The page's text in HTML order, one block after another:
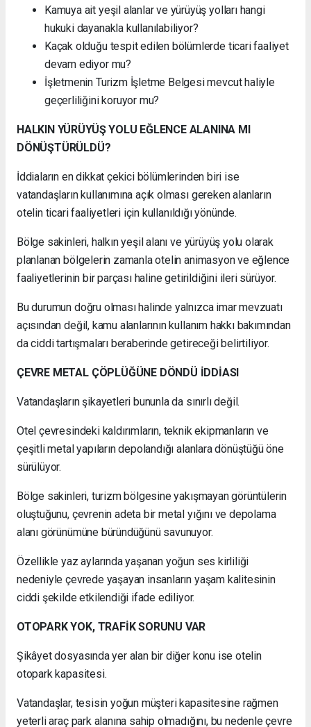
Kamuya ait yeşil alanlar ve yürüyüş yolları hangi
hukuki dayanakla kullanılabiliyor?
Kaçak olduğu tespit edilen bölümlerde ticari faaliyet
devam ediyor mu?
İşletmenin Turizm İşletme Belgesi mevcut haliyle
geçerliliğini koruyor mu?
HALKIN YÜRÜYÜŞ YOLU EĞLENCE ALANINA MI
DÖNÜŞTÜRÜLDÜ?
İddiaların en dikkat çekici bölümlerinden biri ise
vatandaşların kullanımına açık olması gereken alanların
otelin ticari faaliyetleri için kullanıldığı yönünde.
Bölge sakinleri, halkın yeşil alanı ve yürüyüş yolu olarak
planlanan bölgelerin zamanla otelin animasyon ve eğlence
faaliyetlerinin bir parçası haline getirildiğini ileri sürüyor.
Bu durumun doğru olması halinde yalnızca imar mevzuatı
açısından değil, kamu alanlarının kullanım hakkı bakımından
da ciddi tartışmaları beraberinde getireceği belirtiliyor.
ÇEVRE METAL ÇÖPLÜĞÜNE DÖNDÜ İDDİASI
Vatandaşların şikayetleri bununla da sınırlı değil.
Otel çevresindeki kaldırımların, teknik ekipmanların ve
çeşitli metal yapıların depolandığı alanlara dönüştüğü öne
sürülüyor.
Bölge sakinleri, turizm bölgesine yakışmayan görüntülerin
oluştuğunu, çevrenin adeta bir metal yığını ve depolama
alanı görünümüne büründüğünü savunuyor.
Özellikle yaz aylarında yaşanan yoğun ses kirliliği
nedeniyle çevrede yaşayan insanların yaşam kalitesinin
ciddi şekilde etkilendiği ifade ediliyor.
OTOPARK YOK, TRAFİK SORUNU VAR
Şikâyet dosyasında yer alan bir diğer konu ise otelin
otopark kapasitesi.
Vatandaşlar, tesisin yoğun müşteri kapasitesine rağmen
yeterli araç park alanına sahip olmadığını, bu nedenle çevre